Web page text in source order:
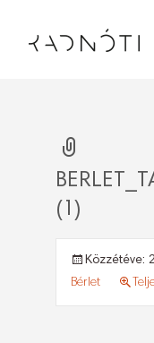
(1)
Közzétéve:
Bérlet